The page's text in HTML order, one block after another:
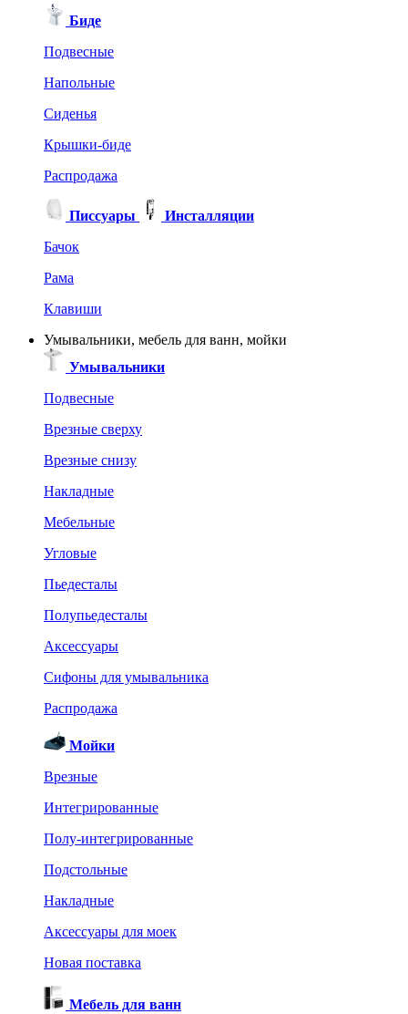
Биде
Подвесные
Напольные
Сиденья
Крышки-биде
Распродажа
Писсуары
Инсталляции
Бачок
Рама
Клавиши
Умывальники, мебель для ванн, мойки
Умывальники
Подвесные
Врезные сверху
Врезные снизу
Накладные
Мебельные
Угловые
Пьедесталы
Полупьедесталы
Аксессуары
Сифоны для умывальника
Распродажа
Мойки
Врезные
Интегрированные
Полу-интегрированные
Подстольные
Накладные
Аксессуары для моек
Новая поставка
Мебель для ванн